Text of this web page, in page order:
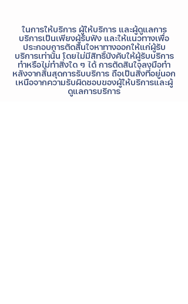
ในการให้บริการ ผู้ให้บริการ และผู้ดูแลการ
บริการเป็นเพียงผู้รับฟัง และให้แนวทางเพื่อ
ประกอบการตัดสินใจหาทางออกให้แก่ผู้รับ
บริการเท่านั้น โดยไม่มีสิทธิ์บังคับให้ผู้รับบริการ
ทำหรือไม่ทำสิ่งใด ๆ ได้ การตัดสินใจลงมือทำ
หลังจากสิ้นสุดการรับบริการ ถือเป็นสิ่งที่อยู่นอก
เหนือจากความรับผิดชอบของผู้ให้บริการและผู้
ดูแลการบริการ